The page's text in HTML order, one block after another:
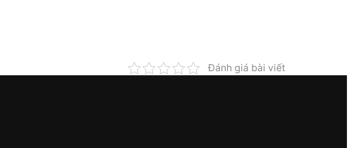
Đánh giá bài viết